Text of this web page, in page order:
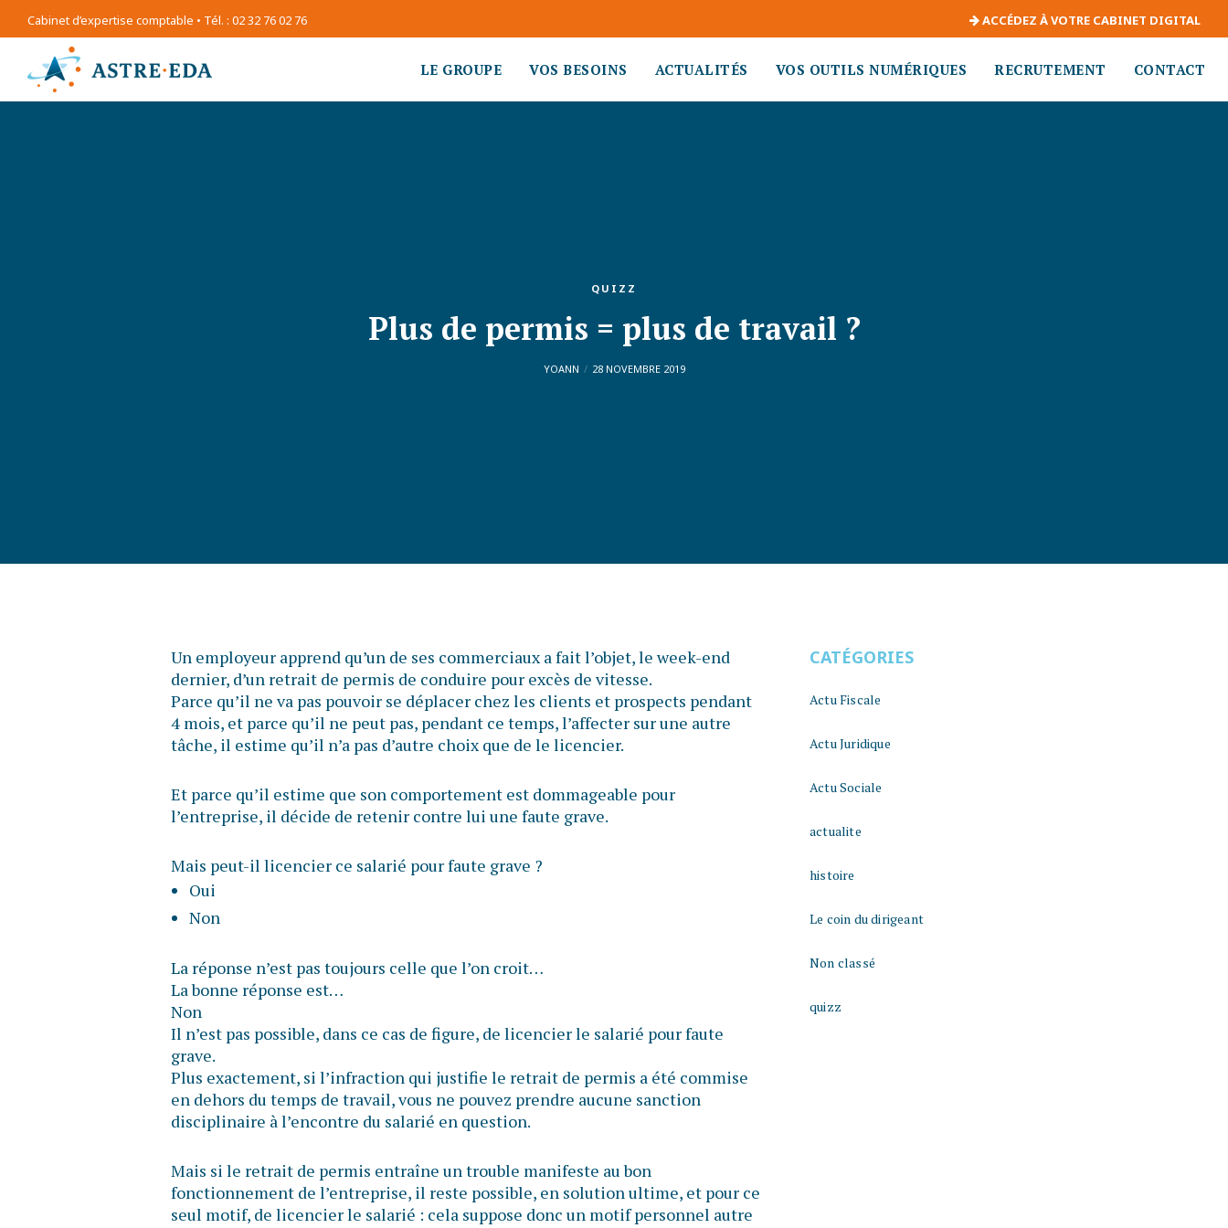
Cabinet d’expertise comptable • Tél. : 02 32 76 02 76 ACCÉDEZ À VOTRE CABINET DIGITAL
LE GROUPE VOS BESOINS ACTUALITÉS VOS OUTILS NUMÉRIQUES RECRUTEMENT CONTACT
QUIZZ
Plus de permis = plus de travail ?
YOANN 28 NOVEMBRE 2019
Un employeur apprend qu’un de ses commerciaux a fait l’objet, le week-end
dernier, d’un retrait de permis de conduire pour excès de vitesse.
Parce qu’il ne va pas pouvoir se déplacer chez les clients et prospects pendant
4 mois, et parce qu’il ne peut pas, pendant ce temps, l’affecter sur une autre
tâche, il estime qu’il n’a pas d’autre choix que de le licencier.
Et parce qu’il estime que son comportement est dommageable pour
l’entreprise, il décide de retenir contre lui une faute grave.
Mais peut-il licencier ce salarié pour faute grave ?
Oui
Non
La réponse n’est pas toujours celle que l’on croit…
La bonne réponse est…
Non
Il n’est pas possible, dans ce cas de figure, de licencier le salarié pour faute
grave.
Plus exactement, si l’infraction qui justifie le retrait de permis a été commise
en dehors du temps de travail, vous ne pouvez prendre aucune sanction
disciplinaire à l’encontre du salarié en question.
Mais si le retrait de permis entraîne un trouble manifeste au bon
fonctionnement de l’entreprise, il reste possible, en solution ultime, et pour ce
seul motif, de licencier le salarié : cela suppose donc un motif personnel autre
CATÉGORIES
Actu Fiscale
Actu Juridique
Actu Sociale
actualite
histoire
Le coin du dirigeant
Non classé
quizz